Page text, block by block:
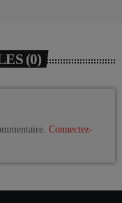
(0)
Connectez-